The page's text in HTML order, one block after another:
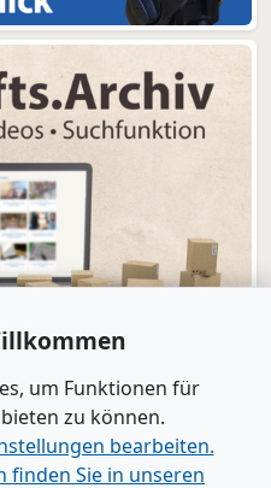
um Funktionen für
zu können.
bearbeiten.
Sie in unseren